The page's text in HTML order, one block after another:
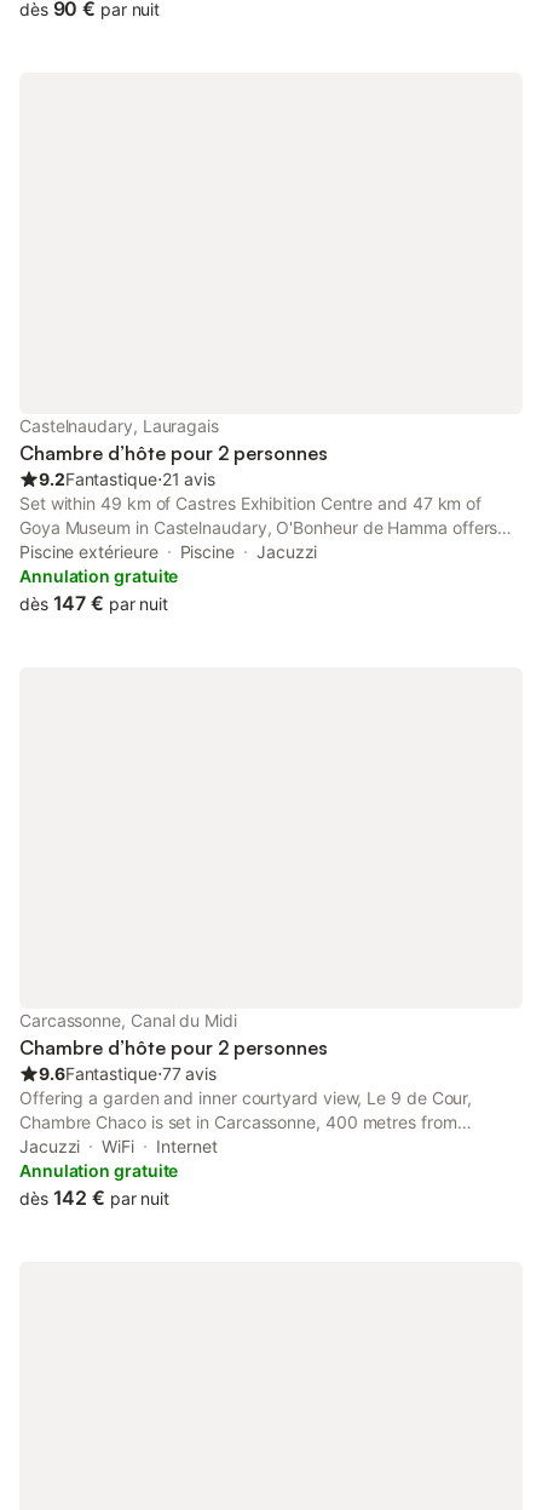
dès 90 € par nuit
Castelnaudary, Lauragais
Chambre d’hôte pour 2 personnes
9.2Fantastique⋅21 avis
Set within 49 km of Castres Exhibition Centre and 47 km of
Goya Museum in Castelnaudary, O'Bonheur de Hamma offers
accommodation with free WiFi and seating area. The
accommodation features a year-round outdoor pool, a spa bath
and a sauna.
Piscine extérieure Piscine
Jacuzzi
Annulation gratuite
dès 147 € par nuit
Carcassonne, Canal du Midi
Chambre d’hôte pour 2 personnes
9.6Fantastique⋅77 avis
Offering a garden and inner courtyard view, Le 9 de Cour,
Chambre Chaco is set in Carcassonne, 400 metres from
Carcassonne Cathedral and 400 metres from Memorial House
(Maison des Memoires).
Jacuzzi WiFi
Internet
Annulation gratuite
dès 142 € par nuit